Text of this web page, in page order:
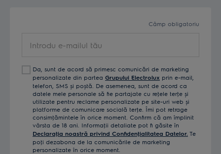
Câmp obligatoriu
tău Da, sunt de acord să primesc comunicări de marketing
personalizate din partea Grupului Electrolux prin e-mail,
telefon, SMS și poștă. De asemenea, sunt de acord ca
datele mele personale să fie partajate cu reţele terţe și
utilizate pentru reclame personalizate pe site-uri web și
platforme de comunicare socială terţe. Îmi pot retrage
consimţămintele în orice moment. Confirm că am împlinit
vârsta de 18 ani. Informaţii detaliate pot fi găsite în
Declaraţia noastră privind Confidenţialitatea Datelor. Te
poţi dezabona de la comunicările de marketing
personalizate în orice moment.